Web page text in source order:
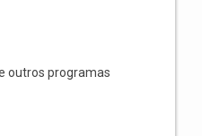
outros programas